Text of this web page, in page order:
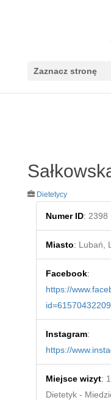
Zaznacz stronę
Dietetycy
Numer ID: 2398
Miasto: Lubań,
Facebook:
https://
Instagram:
https://
Miejsce wizyt:
Dietetyk -